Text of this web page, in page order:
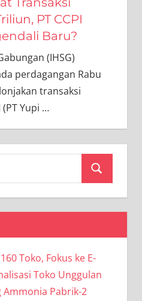
PT CCPI
Baru?
(IHSG)
perdagangan Rabu
transaksi
Yupi …
Search
Toko, Fokus ke E-
Toko Unggulan
Ammonia Pabrik-2